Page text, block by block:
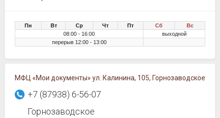
Пн Вт Ср Чт Пт Сб
Вс
08:00 - 16:00
выходной
перерыв 12:00 - 13:00
МФЦ «Мои документы» ул. Калинина, 105, Горнозаводское
+7 (87938) 6-56-07
Горнозаводское